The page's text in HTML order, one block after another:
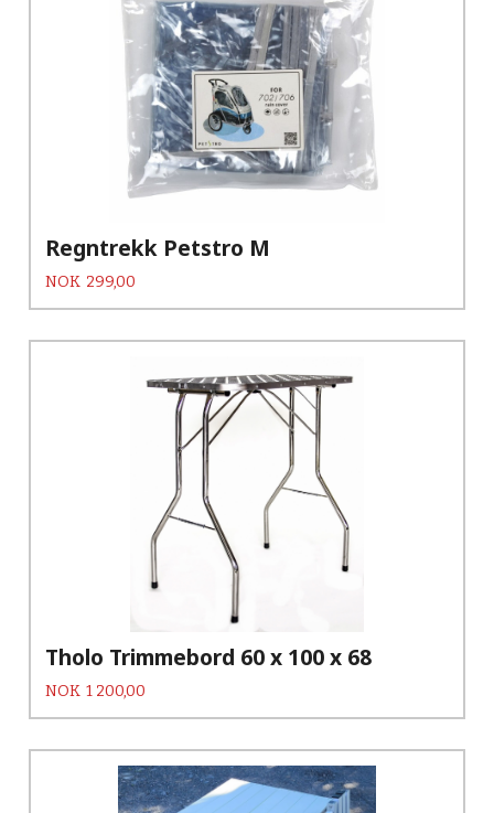
Regntrekk Petstro M
Pris
NOK 299,00
Tholo Trimmebord 60 x 100 x 68
Pris
NOK 1 200,00